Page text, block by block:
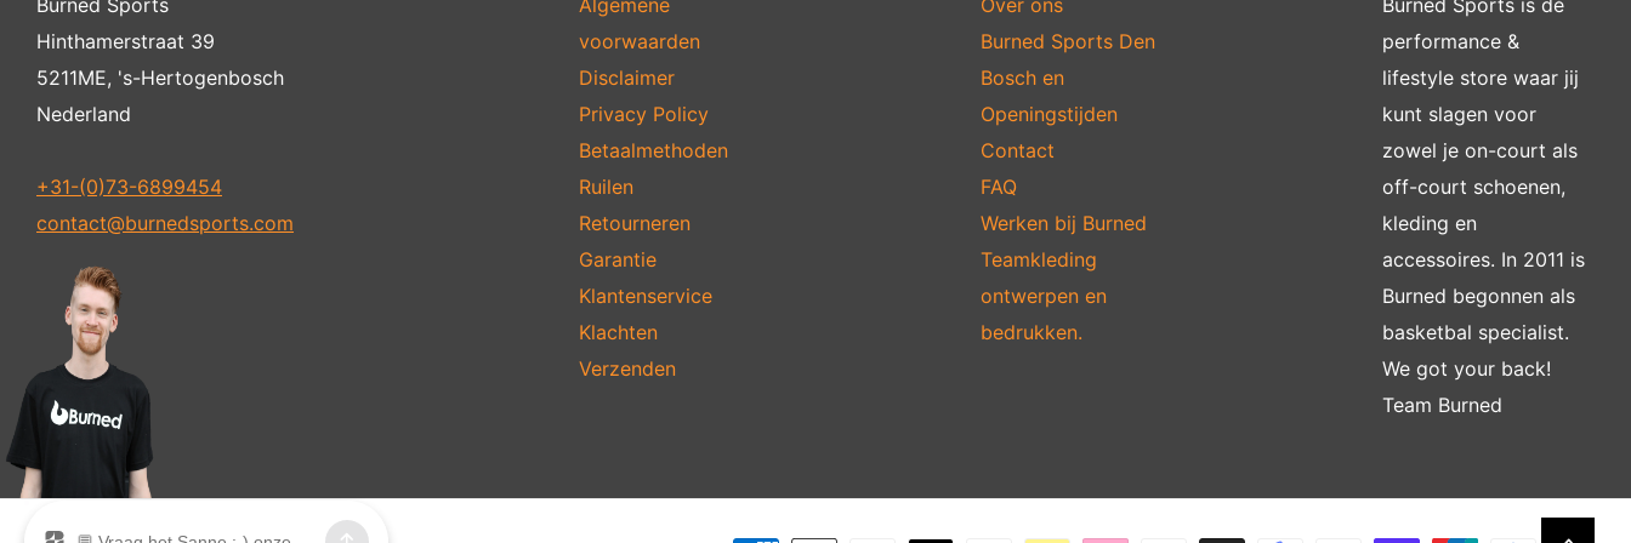
Hinthamerstraat 39
5211ME, 's-Hertogenbosch
Nederland
+31-(0)73-6899454
contact@burnedsports.com
voorwaarden
Disclaimer
Privacy Policy
Betaalmethoden
Ruilen
Retourneren
Garantie
Klantenservice
Klachten
Verzenden
Burned Sports Den
Bosch en
Openingstijden
Contact
FAQ
Werken bij Burned
Teamkleding
ontwerpen en
bedrukken.
performance &
lifestyle store waar jij
kunt slagen voor
zowel je on-court als
off-court schoenen,
kleding en
accessoires. In 2011 is
Burned begonnen als
basketbal specialist.
We got your back!
Team Burned